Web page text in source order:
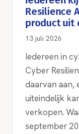
Resilience
product uit
13 juli 2026
Iedereen in
Cyber
daarvan aan,
uiteindelijk
verkopen.
september